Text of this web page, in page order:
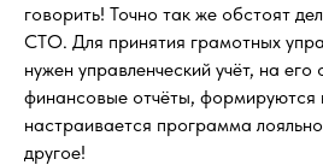
говорить! Точно так же обстоят
СТО. Для принятия грамотных
нужен управленческий учёт, на
финансовые отчёты,
настраивается программа
другое!